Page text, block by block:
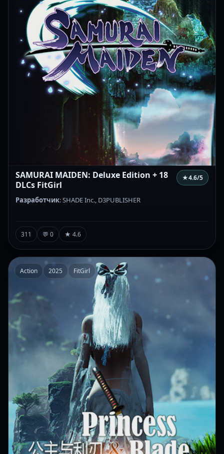
SAMURAI MAIDEN: Deluxe Edition + 18
DLCs FitGirl
★4.6/5
Разработчик: SHADE Inc., D3PUBLISHER
311 💬 0 ★ 4.6
Action 2025 FitGirl